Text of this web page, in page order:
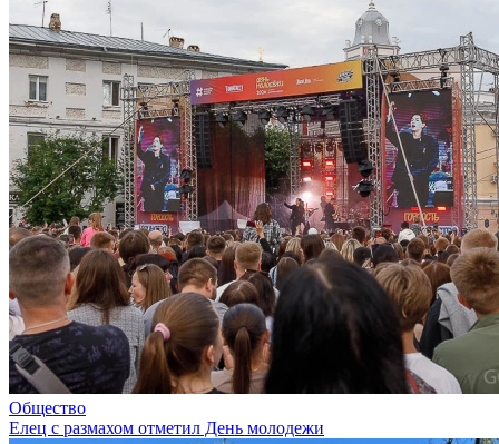
Общество
Елец с размахом отметил День молодежи